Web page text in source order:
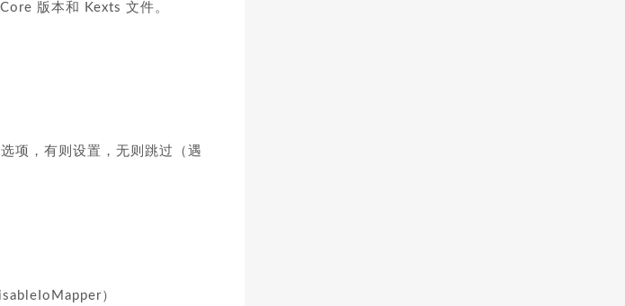
版本和 Kexts 文件。
项，有则设置，无则跳过（遇
）